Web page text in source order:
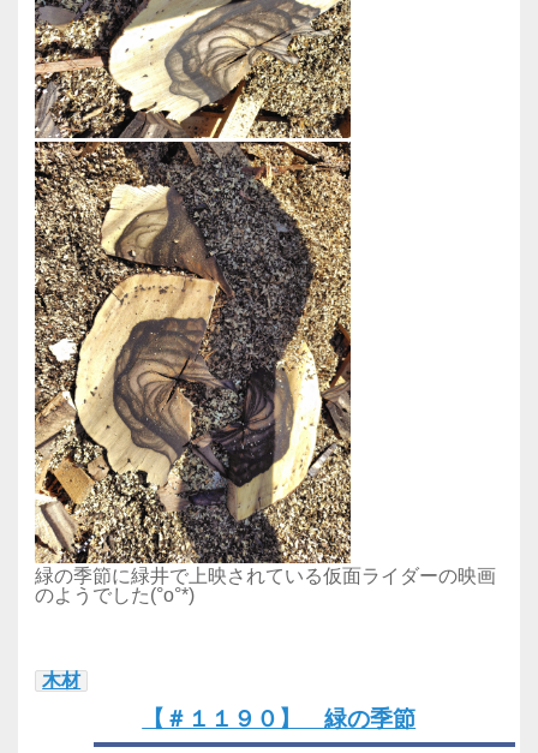
緑の季節に緑井で上映されている仮面ライダーの映画
のようでした(°o°*)
木材
【＃１１９０】 緑の季節